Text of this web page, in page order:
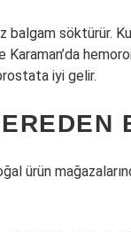
söktürür.
iyi gelir.
ürün